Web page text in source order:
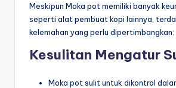
Meskipun Moka pot memiliki banyak
seperti alat pembuat kopi lainnya,
kelemahan yang perlu dipertimbangkan:
Kesulitan Mengatur
Moka pot sulit untuk dikontrol